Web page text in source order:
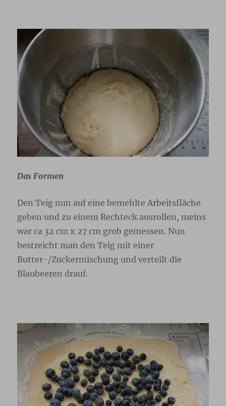
Das Formen
Den Teig nun auf eine bemehlte Arbeitsfläche
geben und zu einem Rechteck ausrollen, meins
war ca 32 cm x 27 cm grob gemessen. Nun
bestreicht man den Teig mit einer
Butter-/Zuckermischung und verteilt die
Blaubeeren drauf.